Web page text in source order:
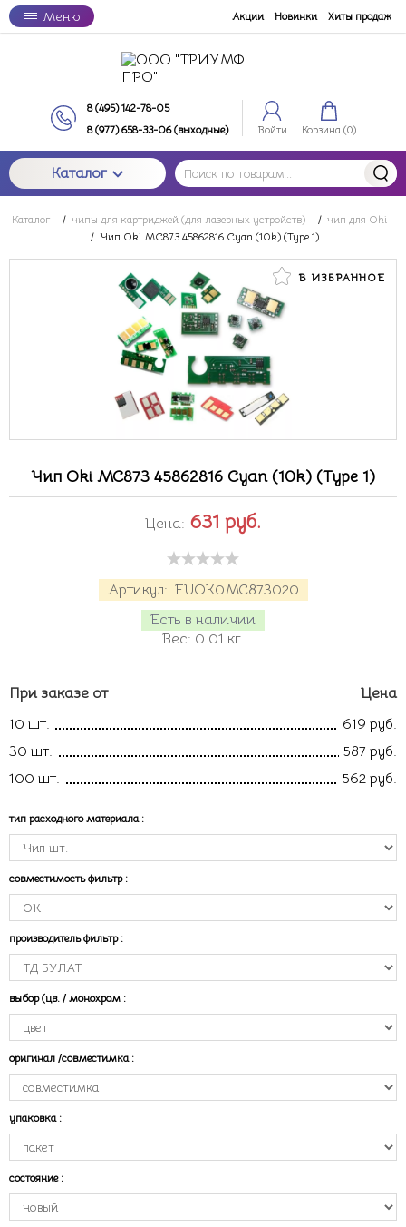
Меню Акции Новинки Хиты продаж
8 (495) 142-78-05
8 (977) 658-33-06 (выходные)
Войти Корзина (0)
Каталог
Каталог / чипы для картриджей (для лазерных устройств) / чип для Oki
/ Чип Oki MC873 45862816 Cyan (10k) (Type 1)
В ИЗБРАННОЕ
Чип Oki MC873 45862816 Cyan (10k) (Type 1)
Артикул: EUOK0MC873020
Есть в наличии
Вес: 0.01 кг.
Цена: 631 руб.
При заказе от
Цена
10 шт.
619 руб.
30 шт.
587 руб.
100 шт.
562 руб.
тип расходного материала :
совместимость фильтр :
производитель фильтр :
выбор (цв. / монохром :
оригинал /совместимка :
упаковка :
состояние :